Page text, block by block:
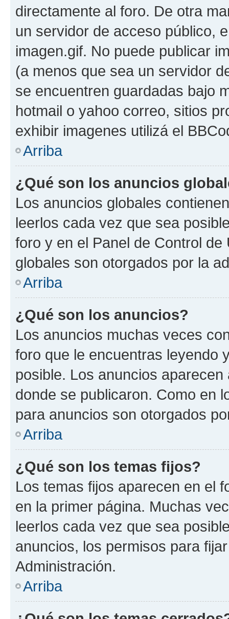
directamente al foro. De otra
un servidor de acceso público,
imagen.gif. No puede publicar
(a menos que sea un servidor
se encuentren guardadas bajo
hotmail o yahoo correo, sitios
exhibir imagenes utilizá el
Arriba
¿Qué son los anuncios
Los anuncios globales
leerlos cada vez que sea
foro y en el Panel de Control
globales son otorgados por la
Arriba
¿Qué son los anuncios?
Los anuncios muchas veces
foro que le encuentras leyendo
posible. Los anuncios
donde se publicaron. Como en
para anuncios son otorgados
Arriba
¿Qué son los temas fijos?
Los temas fijos aparecen en el
en la primer página. Muchas
leerlos cada vez que sea
anuncios, los permisos para
Administración.
Arriba